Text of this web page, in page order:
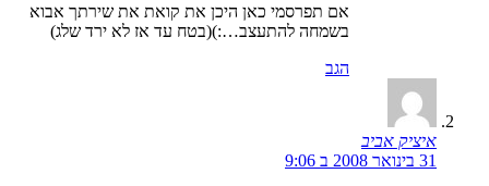
אם תפרסמי כאן היכן את קואת את שירתך אבוא
בשמחה להתעצב…:)(בטח עד אז לא ירד שלג)
הגב
איציק אביב
31 בינואר 2008 ב 9:06